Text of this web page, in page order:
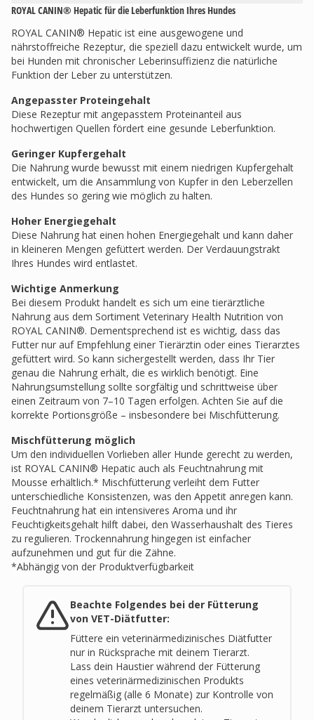
ROYAL CANIN® Hepatic für die Leberfunktion Ihres Hundes
ROYAL CANIN® Hepatic ist eine ausgewogene und
nährstoffreiche Rezeptur, die speziell dazu entwickelt wurde, um
bei Hunden mit chronischer Leberinsuffizienz die natürliche
Funktion der Leber zu unterstützen.
Angepasster Proteingehalt
Diese Rezeptur mit angepasstem Proteinanteil aus
hochwertigen Quellen fördert eine gesunde Leberfunktion.
Geringer Kupfergehalt
Die Nahrung wurde bewusst mit einem niedrigen Kupfergehalt
entwickelt, um die Ansammlung von Kupfer in den Leberzellen
des Hundes so gering wie möglich zu halten.
Hoher Energiegehalt
Diese Nahrung hat einen hohen Energiegehalt und kann daher
in kleineren Mengen gefüttert werden. Der Verdauungstrakt
Ihres Hundes wird entlastet.
Wichtige Anmerkung
Bei diesem Produkt handelt es sich um eine tierärztliche
Nahrung aus dem Sortiment Veterinary Health Nutrition von
ROYAL CANIN®. Dementsprechend ist es wichtig, dass das
Futter nur auf Empfehlung einer Tierärztin oder eines Tierarztes
gefüttert wird. So kann sichergestellt werden, dass Ihr Tier
genau die Nahrung erhält, die es wirklich benötigt. Eine
Nahrungsumstellung sollte sorgfältig und schrittweise über
einen Zeitraum von 7–10 Tagen erfolgen. Achten Sie auf die
korrekte Portionsgröße – insbesondere bei Mischfütterung.
Mischfütterung möglich
Um den individuellen Vorlieben aller Hunde gerecht zu werden,
ist ROYAL CANIN® Hepatic auch als Feuchtnahrung mit
Mousse erhältlich.* Mischfütterung verleiht dem Futter
unterschiedliche Konsistenzen, was den Appetit anregen kann.
Feuchtnahrung hat ein intensiveres Aroma und ihr
Feuchtigkeitsgehalt hilft dabei, den Wasserhaushalt des Tieres
zu regulieren. Trockennahrung hingegen ist einfacher
aufzunehmen und gut für die Zähne.
*Abhängig von der Produktverfügbarkeit
Beachte Folgendes bei der Fütterung
von VET-Diätfutter:
Füttere ein veterinärmedizinisches Diätfutter
nur in Rücksprache mit deinem Tierarzt.
Lass dein Haustier während der Fütterung
eines veterinärmedizinischen Produkts
regelmäßig (alle 6 Monate) zur Kontrolle von
deinem Tierarzt untersuchen.